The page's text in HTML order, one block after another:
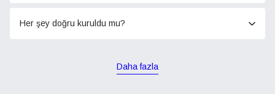
Her şey doğru kuruldu mu?
Daha fazla